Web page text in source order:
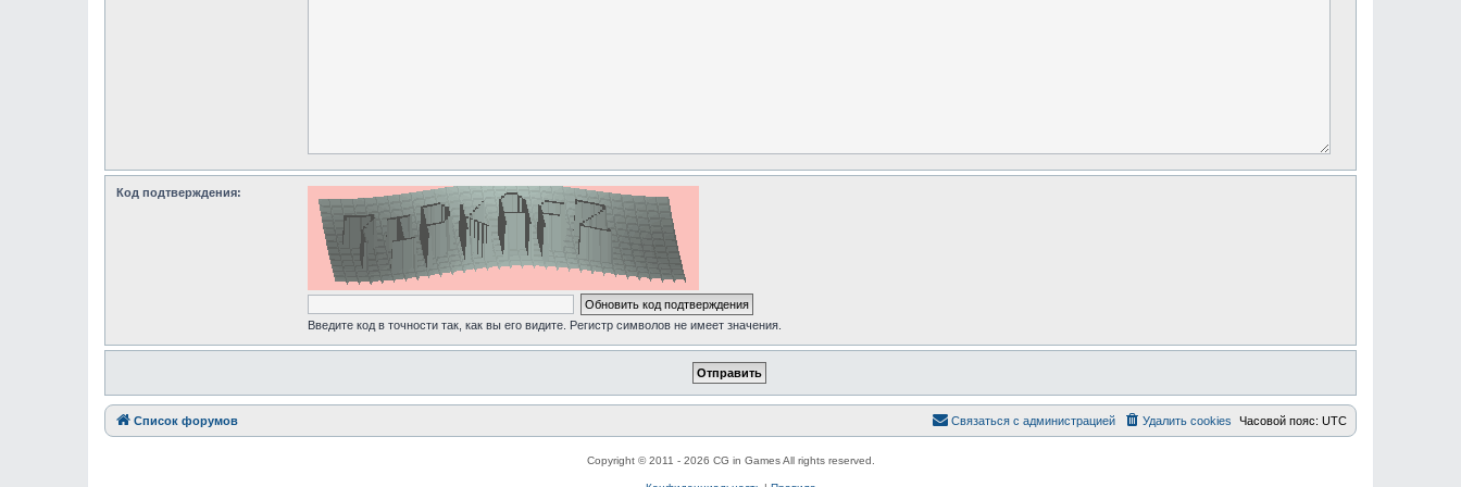
Код подтверждения:
Введите код в точности так, как вы его видите. Регистр символов не имеет значения.
Список форумов Часовой пояс: UTC
Удалить cookies
Связаться с администрацией
Copyright © 2011 - 2026 CG in Games All rights reserved.